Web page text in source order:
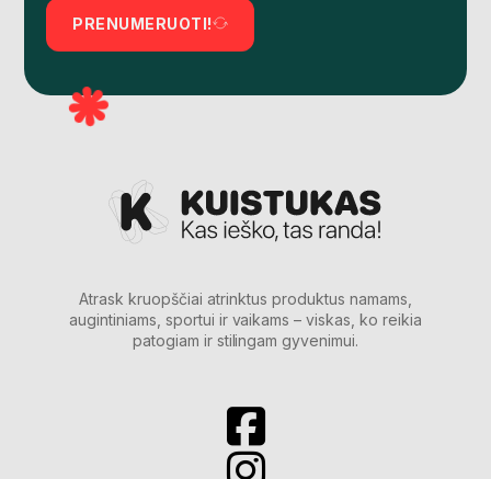
PRENUMERUOTI!
Atrask kruopščiai atrinktus produktus namams,
augintiniams, sportui ir vaikams – viskas, ko reikia
patogiam ir stilingam gyvenimui.